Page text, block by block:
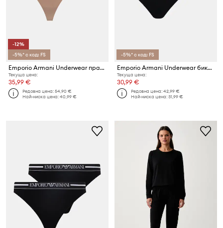
-12%
-5%* с код: FS
Emporio Armani Underwear прашки дамски 2 броя
Текуща цена:
35,99 €
Редовна цена:54,90 €
Най-ниска цена:40,99 €
-5%* с код: FS
Emporio Armani Underwear бикини дамски с памук 2 броя
Текуща цена:
30,99 €
Редовна цена:42,99 €
Най-ниска цена:31,99 €